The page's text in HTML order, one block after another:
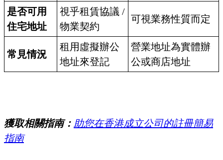
是否可用
住宅地址
視乎租賃協議 /
物業契約
可視業務性質而定
常見情況
租用虛擬辦公
地址來登記
營業地址為實體辦
公或商店地址
獲取相關指南： 助您在香港成立公司的註冊簡易
指南